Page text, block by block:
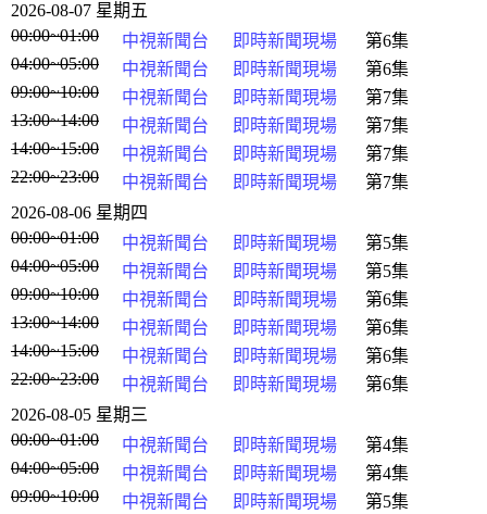
2026-08-07 星期五
00:00~01:00
中視新聞台 即時新聞現場
第6集
04:00~05:00
中視新聞台 即時新聞現場
第6集
09:00~10:00
中視新聞台 即時新聞現場
第7集
13:00~14:00
中視新聞台 即時新聞現場
第7集
14:00~15:00
中視新聞台 即時新聞現場
第7集
22:00~23:00
中視新聞台 即時新聞現場
第7集
2026-08-06 星期四
00:00~01:00
中視新聞台 即時新聞現場
第5集
04:00~05:00
中視新聞台 即時新聞現場
第5集
09:00~10:00
中視新聞台 即時新聞現場
第6集
13:00~14:00
中視新聞台 即時新聞現場
第6集
14:00~15:00
中視新聞台 即時新聞現場
第6集
22:00~23:00
中視新聞台 即時新聞現場
第6集
2026-08-05 星期三
00:00~01:00
中視新聞台 即時新聞現場
第4集
04:00~05:00
中視新聞台 即時新聞現場
第4集
09:00~10:00
中視新聞台 即時新聞現場
第5集